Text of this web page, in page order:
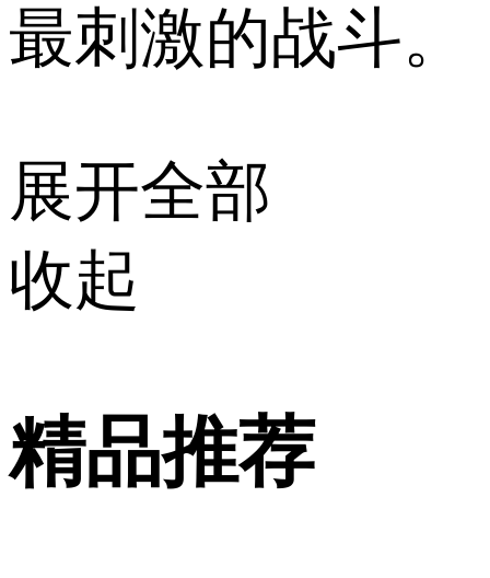
最刺激的战斗。
展开全部
收起
精品推荐